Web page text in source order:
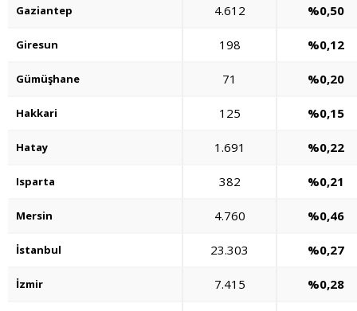
Gaziantep 4.612 %0,50
Giresun 198 %0,12
Gümüşhane 71 %0,20
Hakkari 125 %0,15
Hatay 1.691 %0,22
Isparta 382 %0,21
Mersin 4.760 %0,46
İstanbul 23.303 %0,27
İzmir 7.415 %0,28